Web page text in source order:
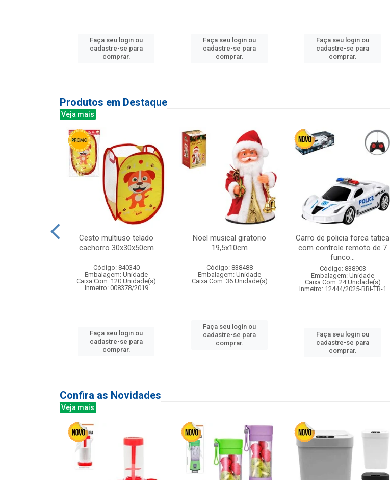
Faça seu login ou
cadastre-se para
comprar.
Faça seu login ou
cadastre-se para
comprar.
Faça seu login ou
cadastre-se para
comprar.
Produtos em Destaque
Veja mais
Cesto multiuso telado
cachorro 30x30x50cm
Código: 840340
Embalagem: Unidade
Caixa Com: 120 Unidade(s)
Inmetro: 008378/2019
Faça seu login ou
cadastre-se para
comprar.
Noel musical giratorio
19,5x10cm
Código: 838488
Embalagem: Unidade
Caixa Com: 36 Unidade(s)
Faça seu login ou
cadastre-se para
comprar.
Carro de policia forca tatica
com controle remoto de 7
funco...
Código: 838903
Embalagem: Unidade
Caixa Com: 24 Unidade(s)
Inmetro: 12444/2025-BRI-TR-1
Faça seu login ou
cadastre-se para
comprar.
Confira as Novidades
Veja mais